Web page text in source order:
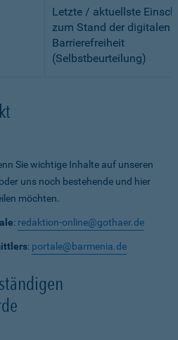
Letzte / aktuellste
zum Stand der digitalen
Barrierefreiheit
(Selbstbeurteilung)
Sie wichtige Inhalte auf unseren
uns noch bestehende und hier
möchten.
: redaktion-online@gothaer.de
: portale@barmenia.de